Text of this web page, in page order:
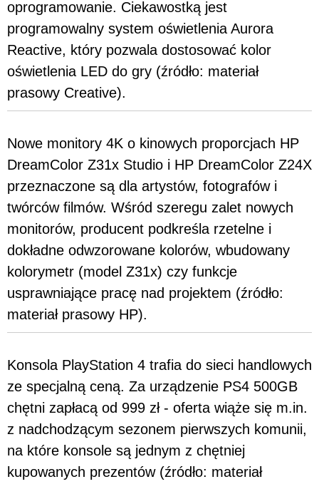
oprogramowanie. Ciekawostką jest
programowalny system oświetlenia Aurora
Reactive, który pozwala dostosować kolor
oświetlenia LED do gry (źródło: materiał
prasowy Creative).
Nowe monitory 4K o kinowych proporcjach HP
DreamColor Z31x Studio i HP DreamColor Z24X
przeznaczone są dla artystów, fotografów i
twórców filmów. Wśród szeregu zalet nowych
monitorów, producent podkreśla rzetelne i
dokładne odwzorowane kolorów, wbudowany
kolorymetr (model Z31x) czy funkcje
usprawniające pracę nad projektem (źródło:
materiał prasowy HP).
Konsola PlayStation 4 trafia do sieci handlowych
ze specjalną ceną. Za urządzenie PS4 500GB
chętni zapłacą od 999 zł - oferta wiąże się m.in.
z nadchodzącym sezonem pierwszych komunii,
na które konsole są jednym z chętniej
kupowanych prezentów (źródło: materiał